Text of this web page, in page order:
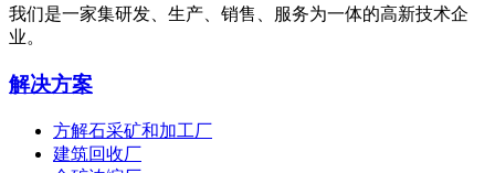
我们是一家集研发、生产、销售、服务为一体的高新技术企
业。
解决方案
方解石采矿和加工厂
建筑回收厂